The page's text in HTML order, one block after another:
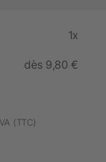
1x
dès 9,80 €
(TTC)